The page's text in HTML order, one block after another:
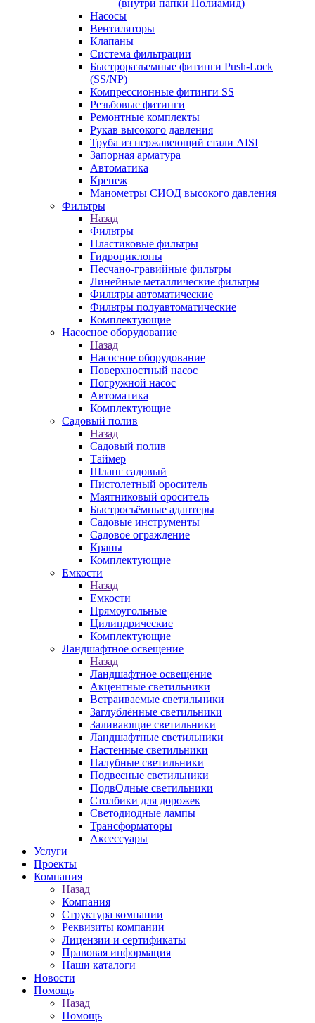
(внутри папки Полиамид)
Насосы
Вентиляторы
Клапаны
Система фильтрации
Быстроразъемные фитинги Push-Lock
(SS/NP)
Компрессионные фитинги SS
Резьбовые фитинги
Ремонтные комплекты
Рукав высокого давления
Труба из нержавеющий стали AISI
Запорная арматура
Автоматика
Крепеж
Манометры СИОД высокого давления
Фильтры
Назад
Фильтры
Пластиковые фильтры
Гидроциклоны
Песчано-гравийные фильтры
Линейные металлические фильтры
Фильтры автоматические
Фильтры полуавтоматические
Комплектующие
Насосное оборудование
Назад
Насосное оборудование
Поверхностный насос
Погружной насос
Автоматика
Комплектующие
Садовый полив
Назад
Садовый полив
Таймер
Шланг садовый
Пистолетный ороситель
Маятниковый ороситель
Быстросъёмные адаптеры
Садовые инструменты
Садовое ограждение
Краны
Комплектующие
Емкости
Назад
Емкости
Прямоугольные
Цилиндрические
Комплектующие
Ландшафтное освещение
Назад
Ландшафтное освещение
Акцентные светильники
Встраиваемые светильники
Заглублённые светильники
Заливающие светильники
Ландшафтные светильники
Настенные светильники
Палубные светильники
Подвесные светильники
ПодвОдные светильники
Столбики для дорожек
Светодиодные лампы
Трансформаторы
Аксессуары
Услуги
Проекты
Компания
Назад
Компания
Структура компании
Реквизиты компании
Лицензии и сертификаты
Правовая информация
Наши каталоги
Новости
Помощь
Назад
Помощь